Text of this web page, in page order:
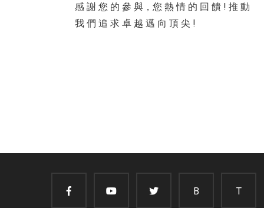
感 謝 您 的 參 與，您 熱 情 的 回 饋 ! 推 動
我 們 追 求 卓 越 邁 向 頂 尖 !
B T